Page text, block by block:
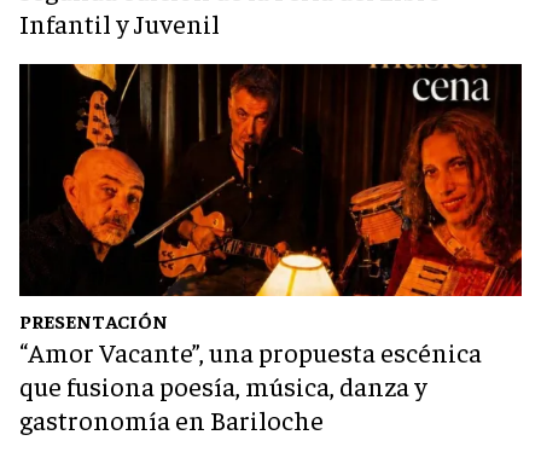
Infantil y Juvenil
PRESENTACIÓN
“Amor Vacante”, una propuesta escénica
que fusiona poesía, música, danza y
gastronomía en Bariloche